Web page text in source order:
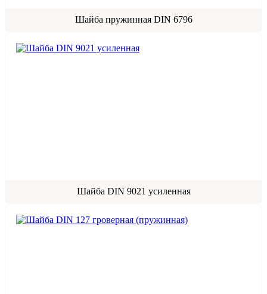
Шайба пружинная DIN 6796
Шайба DIN 9021 усиленная